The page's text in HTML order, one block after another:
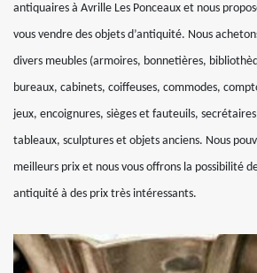
antiquaires à Avrille Les Ponceaux et nous
vous vendre des objets d’antiquité. Nous
divers meubles (armoires, bonnetières,
bureaux, cabinets, coiffeuses, commodes,
jeux, encoignures, sièges et fauteuils,
tableaux, sculptures et objets anciens. Nous
meilleurs prix et nous vous offrons la possibilité
antiquité à des prix très intéressants.